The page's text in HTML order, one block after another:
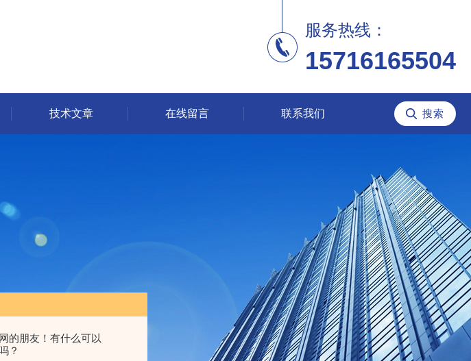
的朋友！有什么可以
？
服务热线：
15716165504
技术文章 在线留言 联系我们